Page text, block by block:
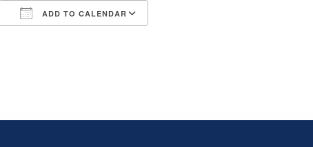
ADD TO CALENDAR